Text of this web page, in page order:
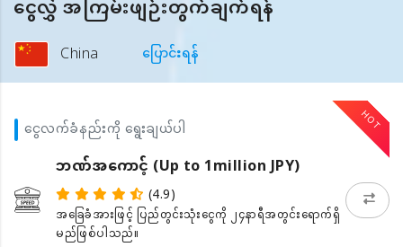
ငွေလွှဲ အကြမ်းဖျဉ်းတွက်ချက်ရန်
China ပြောင်းရန်
ငွေလက်ခံနည်းကို ရွေးချယ်ပါ
ဘဏ်အကောင့် (Up to 1million JPY)
(4.9)
အခြေခံအားဖြင့် ပြည်တွင်းသုံးငွေကို ၂၄နာရီအတွင်းရောက်ရှိ
မည်ဖြစ်ပါသည်။